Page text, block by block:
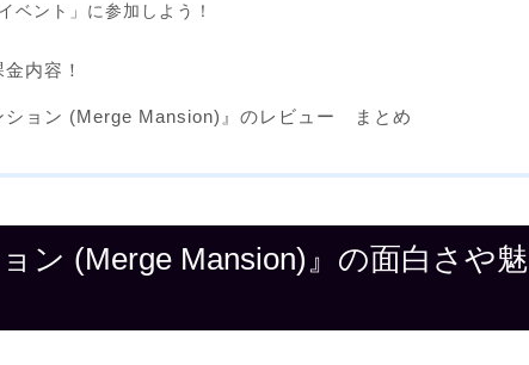
ベント」に参加しよう！
内容！
ション (Merge Mansion)』のレビュー まとめ
ン (Merge Mansion)』の面白さや魅